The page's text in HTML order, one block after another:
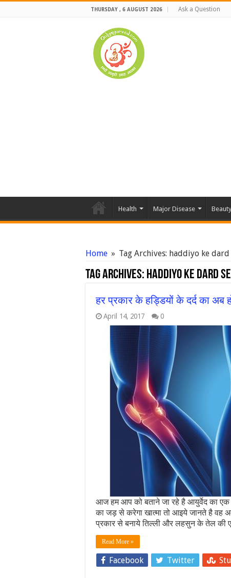
THURSDAY , 6 AUGUST 2026 Ask a Question
Health Major Disease Beauty
Home » Tag Archives: haddiyo ke
Tag Archives: haddiyo ke dard
हर प्रकार के हड्डियों के दर्द का अब
April 14, 2017 0
आज हम आप को बताने जा रहे है आयुर्वेद का एक
का जड़ से करेगा खात्मा तो आइये जानते है वह
प्रकार से बनाये तिल्ली और लहसुन के तेल
Read More »
Facebook Twitter